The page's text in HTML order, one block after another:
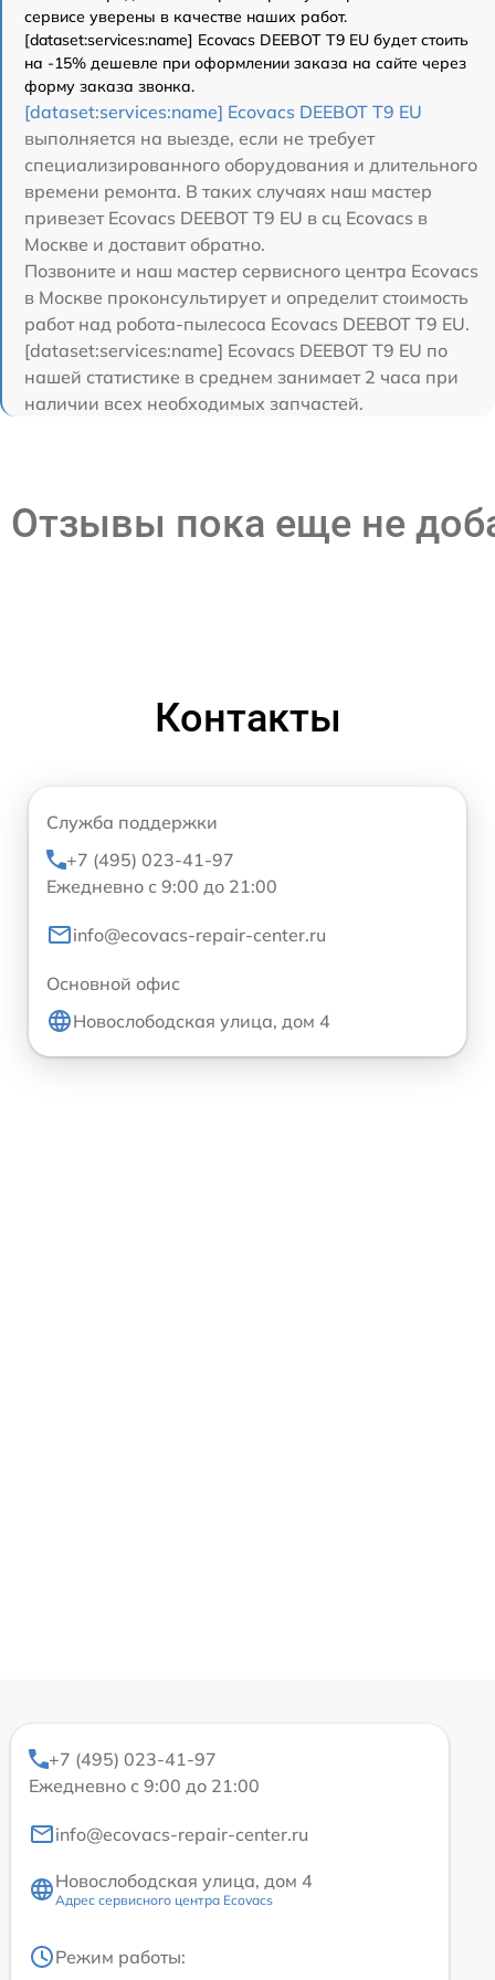
сервисе уверены в качестве наших работ.
[dataset:services:name] Ecovacs DEEBOT T9 EU будет стоить
на -15% дешевле при оформлении заказа на сайте через
форму заказа звонка.
[dataset:services:name] Ecovacs DEEBOT T9 EU
выполняется на выезде, если не требует
специализированного оборудования и длительного
времени ремонта. В таких случаях наш мастер
привезет Ecovacs DEEBOT T9 EU в сц Ecovacs в
Москве и доставит обратно.
Позвоните и наш мастер сервисного центра Ecovacs
в Москве проконсультирует и определит стоимость
работ над робота-пылесоса Ecovacs DEEBOT T9 EU.
[dataset:services:name] Ecovacs DEEBOT T9 EU по
нашей статистике в среднем занимает 2 часа при
наличии всех необходимых запчастей.
Отзывы пока еще не
Контакты
Служба поддержки
+7 (495) 023-41-97
Ежедневно с 9:00 до 21:00
info@ecovacs-repair-center.ru
Основной офис
Новослободская улица, дом 4
+7 (495) 023-41-97
Ежедневно с 9:00 до 21:00
info@ecovacs-repair-center.ru
Новослободская улица, дом 4
Адрес сервисного центра Ecovacs
Режим работы: